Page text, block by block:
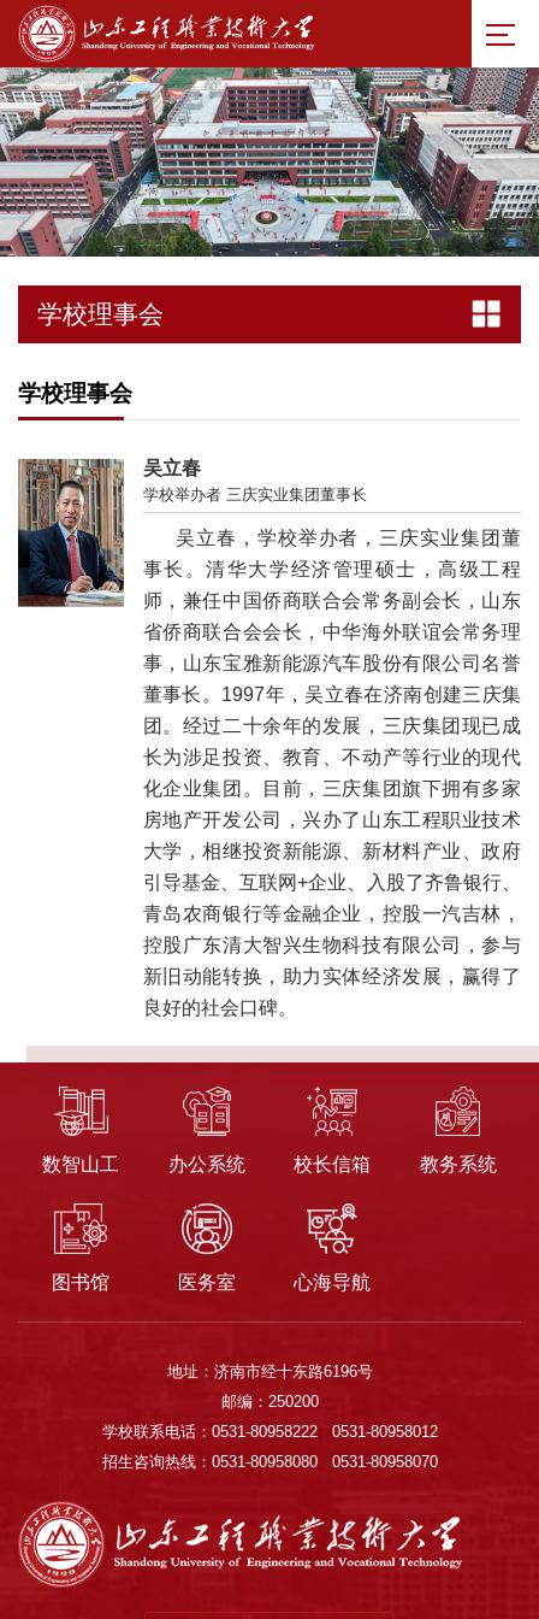
学校理事会
学校理事会
吴立春
学校举办者 三庆实业集团董事长
吴立春，学校举办者，三庆实业集团董
事长。清华大学经济管理硕士，高级工程
师，兼任中国侨商联合会常务副会长，山东
省侨商联合会会长，中华海外联谊会常务理
事，山东宝雅新能源汽车股份有限公司名誉
董事长。1997年，吴立春在济南创建三庆集
团。经过二十余年的发展，三庆集团现已成
长为涉足投资、教育、不动产等行业的现代
化企业集团。目前，三庆集团旗下拥有多家
房地产开发公司，兴办了山东工程职业技术
大学，相继投资新能源、新材料产业、政府
引导基金、互联网+企业、入股了齐鲁银行、
青岛农商银行等金融企业，控股一汽吉林，
控股广东清大智兴生物科技有限公司，参与
新旧动能转换，助力实体经济发展，赢得了
良好的社会口碑。
数智山工 办公系统 校长信箱 教务系统
图书馆 医务室 心海导航
地址：济南市经十东路6196号
邮编：250200
学校联系电话：0531-80958222 0531-80958012
招生咨询热线：0531-80958080 0531-80958070